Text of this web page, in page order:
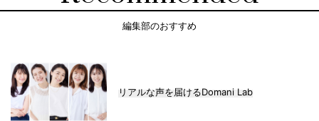
編集部のおすすめ
リアルな声を届けるDomani Lab